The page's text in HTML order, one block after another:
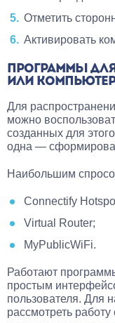
Отметить
Активировать
ПРОГРАММЫ
ИЛИ
Для
можно
созданных для
одна —
Наибольшим
Connectify
Virtual Router;
MyPublicWiFi.
Работают
простым
пользователя. Для
рассмотреть